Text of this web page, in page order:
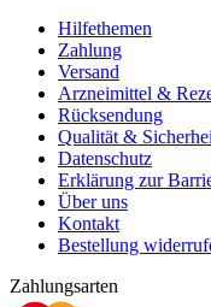
Hilfethemen
Zahlung
Versand
Arzneimittel &
Rücksendung
Qualität &
Datenschutz
Erklärung zur
Über uns
Kontakt
Bestellung
Zahlungsarten